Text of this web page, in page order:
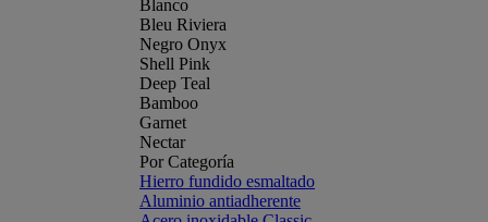
Blanco
Bleu Riviera
Negro Onyx
Shell Pink
Deep Teal
Bamboo
Garnet
Nectar
Por Categoría
Hierro fundido esmaltado
Aluminio antiadherente